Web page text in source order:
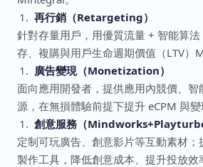
再行銷（Retargeting）
針對存量用戶，用優質流量 + 智能算
存、複購與用戶生命週期價值（LTV）
廣告變現（Monetization）
面向應用開發者，提供應用內競價、智
源，在無損體驗前提下提升 eCPM 與變
創意服務（Mindworks+Playturbo
定制可玩廣告、創意影片等互動素材
製作工具，降低創意成本、提升投放效